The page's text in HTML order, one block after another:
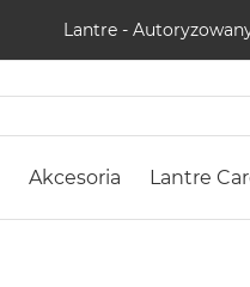
Lantre -
Akcesoria Lantre